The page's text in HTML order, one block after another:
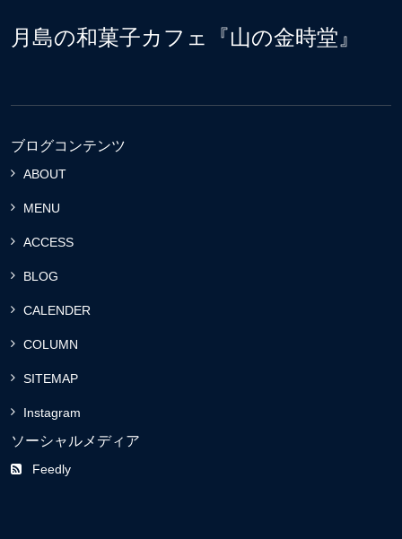
月島の和菓子カフェ『山の金時堂』
ブログコンテンツ
ABOUT
MENU
ACCESS
BLOG
CALENDER
COLUMN
SITEMAP
Instagram
ソーシャルメディア
Feedly